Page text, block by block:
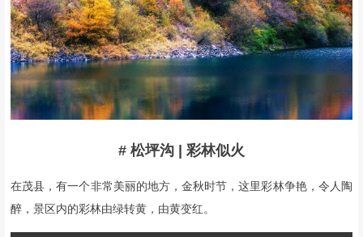
# 松坪沟 | 彩林似火
在茂县，有一个非常美丽的地方，金秋时节，这里彩林争艳，令人陶
醉，景区内的彩林由绿转黄，由黄变红。